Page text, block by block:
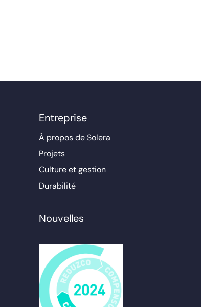
Entreprise
À propos de Solera
Projets
Culture et gestion
Durabilité
Nouvelles